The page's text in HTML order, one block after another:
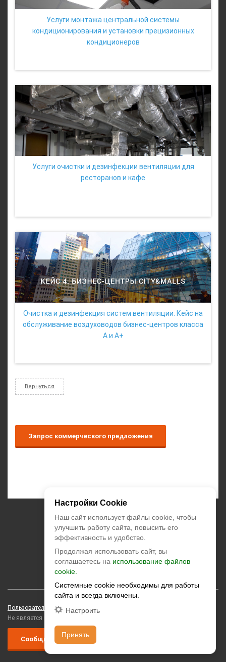
Услуги монтажа центральной системы
кондиционирования и установки прецизионных
кондиционеров
Услуги очистки и дезинфекции вентиляции для
ресторанов и кафе
Очистка и дезинфекция систем вентиляции. Кейс на
обслуживание воздуховодов бизнес-центров класса
А и А+
Вернуться
Запрос коммерческого предложения
+7 (495) 374-55-85
zakaz@climatstar.ru
Москва,Кибальчича, д.2 корп.1
climatstar © 2026 All rights reserved
Пользовательское соглашение
Не является публичной офертой
Сообщить о коррупции
Настройки Cookie
Наш сайт использует файлы cookie, чтобы
улучшить работу сайта, повысить его
эффективность и удобство.
Продолжая использовать сайт, вы
соглашаетесь на использование файлов
cookie.
Системные cookie необходимы для работы
сайта и всегда включены.
Настроить
Принять